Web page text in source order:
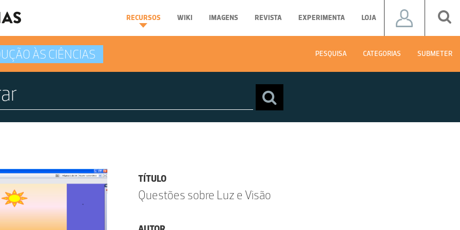
RECURSOS WIKI IMAGENS REVISTA EXPERIMENTA LOJA
ÀS CIÊNCIAS PESQUISA CATEGORIAS SUBMETER
TÍTULO
Questões sobre Luz e Visão